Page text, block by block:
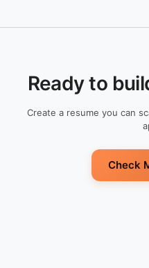
Ready to
Create a resume you can
Check